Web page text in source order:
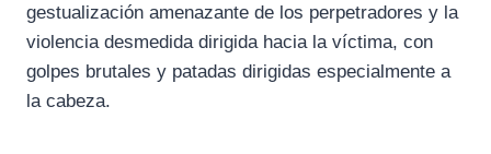
gestualización amenazante de los perpetradores y la
violencia desmedida dirigida hacia la víctima, con
golpes brutales y patadas dirigidas especialmente a
la cabeza.